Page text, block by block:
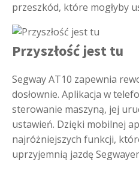
przeszkód, które mogłyby
Przyszłość jest tu
Segway AT10 zapewnia
dosłownie. Aplikacja w
sterowanie maszyną, jej
ustawień. Dzięki mobilnej
najróżniejszych funkcji,
uprzyjemnią jazdę